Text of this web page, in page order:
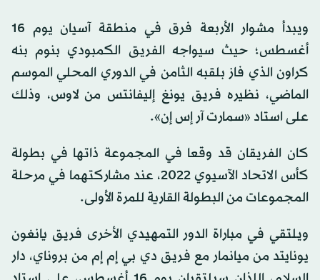
ويبدأ مشوار الأربعة فرق في منطقة آسيان يوم 16
أغسطس؛ حيث سيواجه الفريق الكمبودي بنوم بنه
كراون الذي فاز بلقبه الثامن في الدوري المحلي الموسم
الماضي، نظيره فريق يونغ إليفانتس من لاوس، وذلك
على استاد «سمارت آر إس إن».
كان الفريقان قد وقعا في المجموعة ذاتها في بطولة
كأس الاتحاد الآسيوي 2022، عند مشاركتهما في مرحلة
المجموعات من البطولة القارية للمرة الأولى.
ويلتقي في مباراة الدور التمهيدي الأخرى فريق يانغون
يونايتد من ميانمار مع فريق دي بي إم إم من بروناي، دار